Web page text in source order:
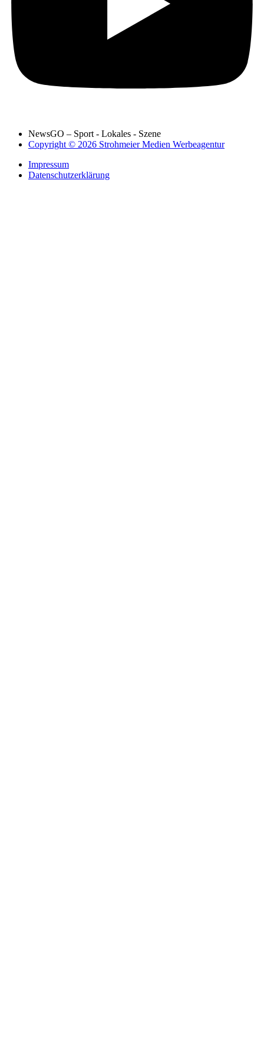
NewsGO – Sport - Lokales - Szene
Copyright © 2026 Strohmeier Medien Werbeagentur
Impressum
Datenschutzerklärung